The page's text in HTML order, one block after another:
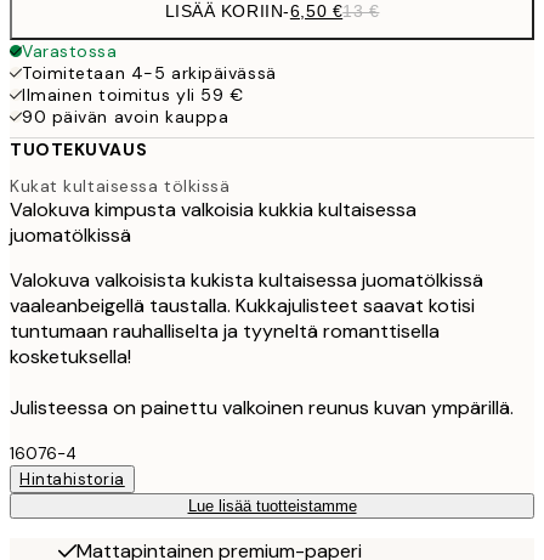
LISÄÄ KORIIN-6,50 €13 €
Varastossa
Toimitetaan 4-5 arkipäivässä
Ilmainen toimitus yli 59 €
90 päivän avoin kauppa
TUOTEKUVAUS
Kukat kultaisessa tölkissä
Valokuva kimpusta valkoisia kukkia kultaisessa
juomatölkissä
Valokuva valkoisista kukista kultaisessa juomatölkissä
vaaleanbeigellä taustalla. Kukkajulisteet saavat kotisi
tuntumaan rauhalliselta ja tyyneltä romanttisella
kosketuksella!
Julisteessa on painettu valkoinen reunus kuvan ympärillä.
16076-4
Hintahistoria
Lue lisää tuotteistamme
Mattapintainen premium-paperi